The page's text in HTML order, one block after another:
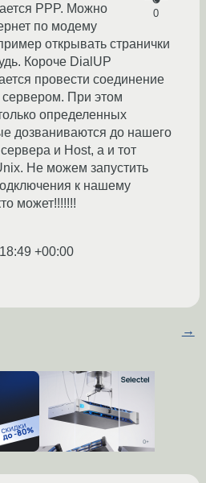
0
PPP. Можно
по модему
открывать странички
Короче DialUP
провести соединение
сервером. При этом
определенных
дозваниваются до нашего
и Host, а и тот
Не можем запустить
к нашему
может!!!!!!!
+00:00
→